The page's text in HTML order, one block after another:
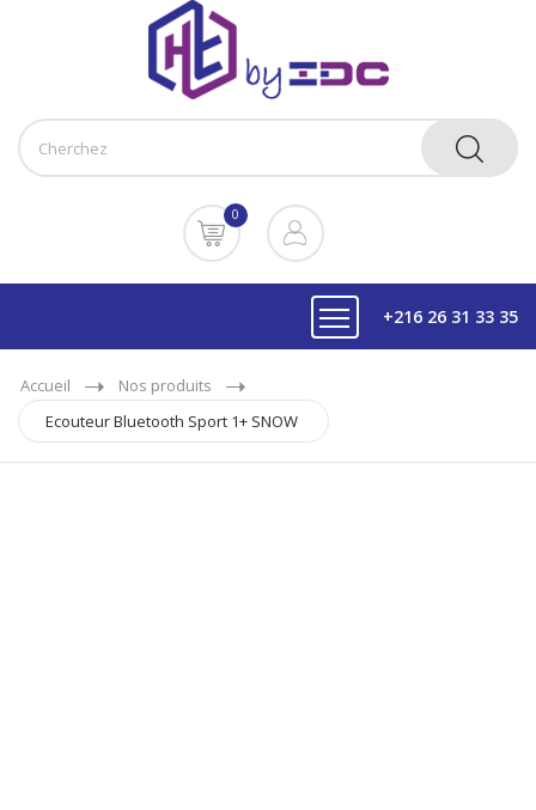
0
+216 26 31 33 35
Accueil
Nos produits
Ecouteur Bluetooth Sport 1+ SNOW